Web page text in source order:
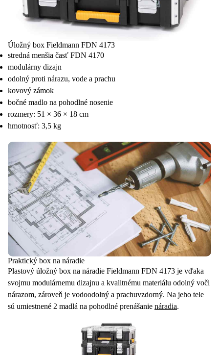
Úložný box Fieldmann FDN 4173
stredná menšia časť FDN 4170
modulárny dizajn
odolný proti nárazu, vode a prachu
kovový zámok
bočné madlo na pohodlné nosenie
rozmery: 51 × 36 × 18 cm
hmotnosť: 3,5 kg
Praktický box na náradie
Plastový úložný boxna náradie Fieldmann FDN 4173 je vďaka
svojmu modulárnemu dizajnu a kvalitnému materiálu odolný voči
nárazom, zároveň je vodoodolný a prachuvzdorný. Na jeho tele
sú umiestnené
2 madlá na pohodlné prenášanie náradia .